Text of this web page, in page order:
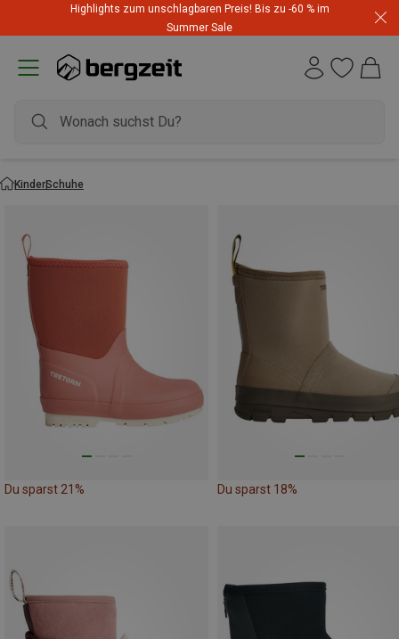
Highlights zum unschlagbaren Preis! Bis zu -60 % im
Summer Sale
KinderSchuhe
Du sparst 21% Du sparst 18%